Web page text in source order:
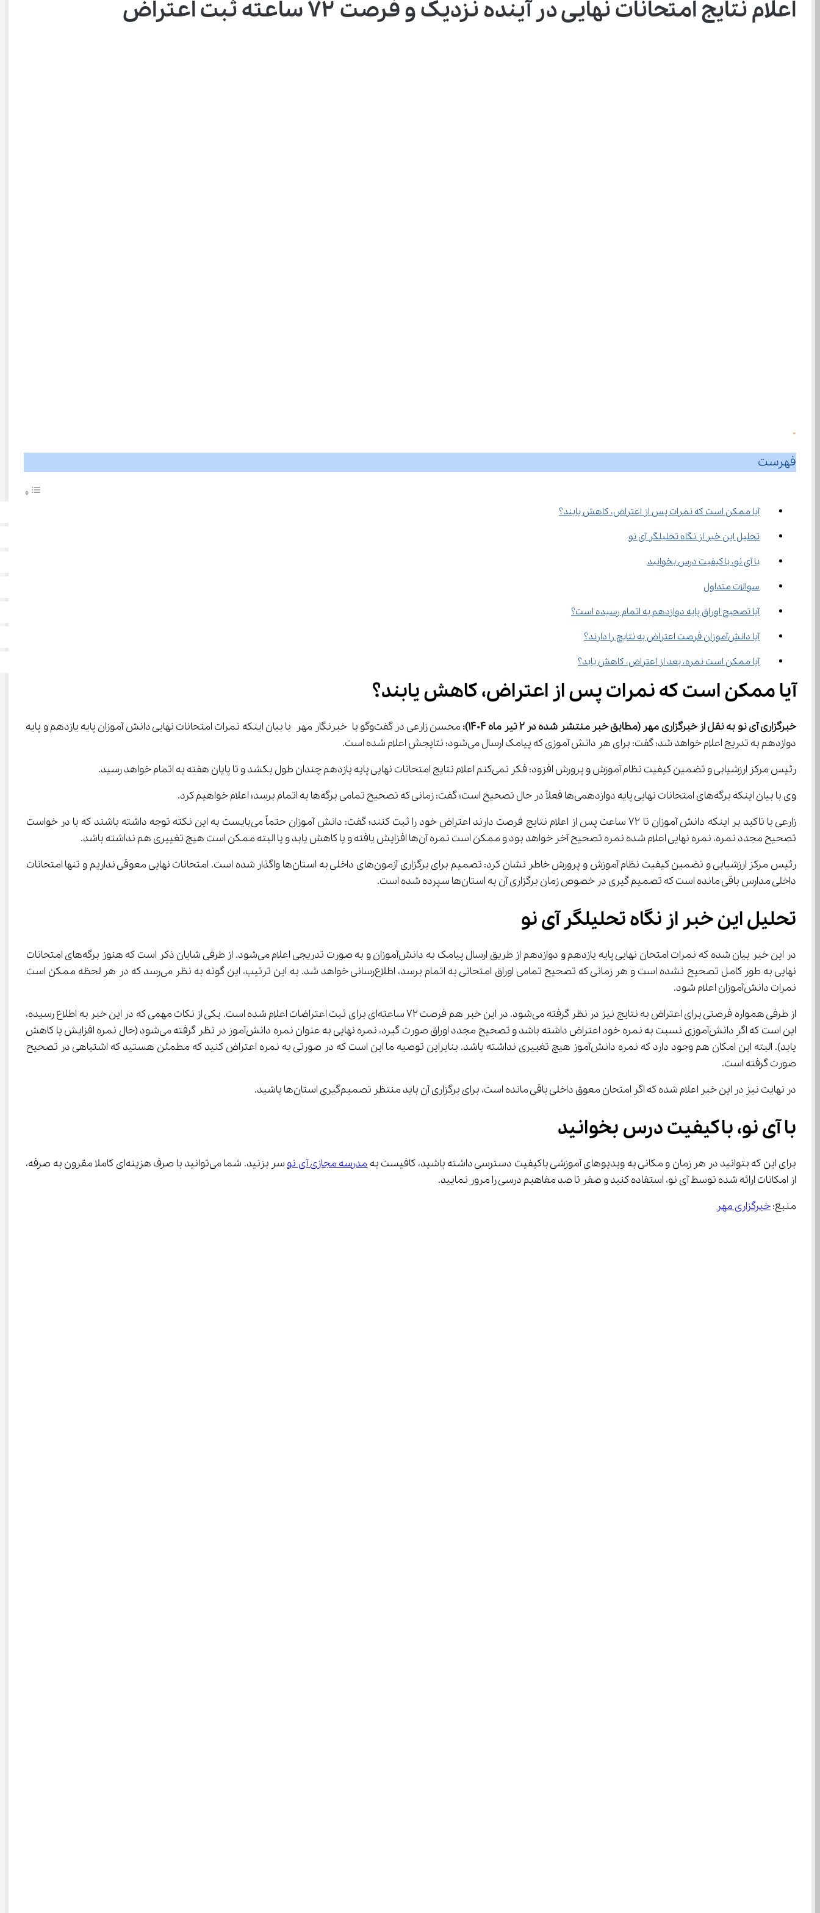
اعلام نتایج امتحانات نهایی در آینده نزدیک و فرصت ۷۲ ساعته ثبت اعتراض
0
فهرست
آیا ممکن است که نمرات پس از اعتراض، کاهش یابند؟
تحلیل این خبر از نگاه تحلیلگر آی نو
با آی نو، باکیفیت درس بخوانید
سوالات متداول
آیا تصحیح اوراق پایه دوازدهم به اتمام رسیده است؟
آیا دانش‌آموزان فرصت اعتراض به نتایج را دارند؟
آیا ممکن است نمره، بعد از اعتراض، کاهش یابد؟
آیا ممکن است که نمرات پس از اعتراض، کاهش یابند؟
خبرگزاری آی نو به نقل از خبرگزاری مهر (مطابق خبر منتشر شده در 2تیر ماه 1404):
محسن زارعی در گفت‌وگو با خبرنگار مهر با بیان اینکه نمرات امتحانات نهایی دانش آموزان پایه یازدهم و پایه
دوازدهم به تدریج اعلام خواهد شد؛ گفت: برای هر دانش آموزی که پیامک ارسال می‌شود؛ نتایجش اعلام شده است.
رئیس مرکز ارزشیابی و تضمین کیفیت نظام آموزش و پرورش افزود: فکر نمی‌کنم اعلام نتایج امتحانات نهایی پایه یازدهم چندان طول بکشد و تا پایان هفته به اتمام خواهد رسید.
وی با بیان اینکه برگه‌های امتحانات نهایی پایه دوازدهمی‌ها فعلاً در حال تصحیح است؛ گفت: زمانی که تصحیح تمامی برگه‌ها به اتمام برسد؛ اعلام خواهیم کرد.
زارعی با تاکید بر اینکه دانش آموزان تا ۷۲ ساعت پس از اعلام نتایج فرصت دارند اعتراض خود را ثبت کنند؛ گفت: دانش آموزان حتماً می‌بایست به این نکته توجه داشته باشند که با در خواست
تصحیح مجدد نمره، نمره نهایی اعلام شده نمره تصحیح آخر خواهد بود و ممکن است نمره آن‌ها افزایش یافته و یا کاهش یابد و یا البته ممکن است هیچ تغییری هم نداشته باشد.
رئیس مرکز ارزشیابی و تضمین کیفیت نظام آموزش و پرورش خاطر نشان کرد: تصمیم برای برگزاری آزمون‌های داخلی به استان‌ها واگذار شده است. امتحانات نهایی معوقی نداریم و تنها امتحانات
داخلی مدارس باقی مانده است که تصمیم گیری در خصوص زمان برگزاری آن به استان‌ها سپرده شده است.
تحلیل این خبر از نگاه تحلیلگر آی نو
در این خبر بیان شده که نمرات امتحان نهایی پایه یازدهم و دوازدهم از طریق ارسال پیامک به دانش‌آموزان و به صورت تدریجی اعلام می‌شود. از طرفی شایان ذکر است که هنوز برگه‌های امتحانات
نهایی به طور کامل تصحیح نشده است و هر زمانی که تصحیح تمامی اوراق امتحانی به اتمام برسد، اطلاع‌رسانی خواهد شد. به این ترتیب، این گونه به نظر می‌رسد که در هر لحظه ممکن است
نمرات دانش‌آموزان اعلام شود.
از طرفی همواره فرصتی برای اعتراض به نتایج نیز در نظر گرفته می‌شود. در این خبر هم فرصت 72 ساعته‌ای برای ثبت اعتراضات اعلام شده است. یکی از نکات مهمی که در این خبر به اطلاع رسیده،
این است که اگر دانش‌آموزی نسبت به نمره خود اعتراض داشته باشد و تصحیح مجدد اوراق صورت گیرد، نمره نهایی به عنوان نمره دانش‌آموز در نظر گرفته می‌شود (حال نمره افزایش یا کاهش
یابد). البته این امکان هم وجود دارد که نمره دانش‌آموز هیچ تغییری نداشته باشد. بنابراین توصیه ما این است که در صورتی به نمره اعتراض کنید که مطمئن هستید که اشتباهی در تصحیح
صورت گرفته است.
در نهایت نیز در این خبر اعلام شده که اگر امتحان معوق داخلی باقی مانده است، برای برگزاری آن باید منتظر تصمیم‌گیری استان‌ها باشید.
با آی نو، باکیفیت درس بخوانید
برای این که بتوانید در هر زمان و مکانی به ویدیوهای آموزشی باکیفیت دسترسی داشته باشید، کافیست به مدرسه مجازی آی نو
سر بزنید. شما می‌توانید با صرف هزینه‌ای کاملا مقرون به صرفه،
از امکانات ارائه شده توسط آی نو، استفاده کنید و صفر تا صد مفاهیم درسی را مرور نمایید.
منبع: خبرگزاری مهر